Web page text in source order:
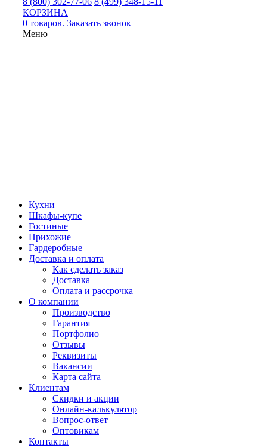
КОРЗИНА
0 товаров. Заказать звонок
Меню
Кухни
Шкафы-купе
Гостиные
Прихожие
Гардеробные
Доставка и оплата
Как сделать заказ
Доставка
Оплата и рассрочка
О компании
Производство
Гарантия
Портфолио
Отзывы
Реквизиты
Вакансии
Карта сайта
Клиентам
Скидки и акции
Онлайн-калькулятор
Вопрос-ответ
Оптовикам
Контакты